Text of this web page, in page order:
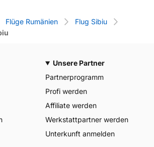
Flüge Rumänien
Flug Sibiu
Unsere Partner
Partnerprogramm
Profi werden
Affiliate werden
Werkstattpartner werden
Unterkunft anmelden